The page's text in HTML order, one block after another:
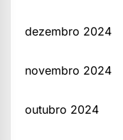
dezembro 2024
novembro 2024
outubro 2024